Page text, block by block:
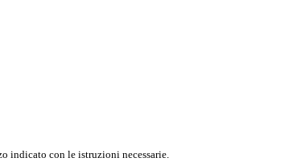
indicato con le istruzioni necessarie.